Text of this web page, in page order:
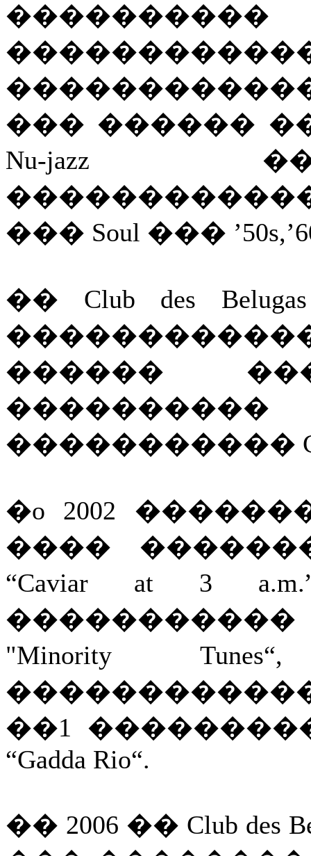
��� ������ ��
Nu-jazz
��� Soul ���
�� Club des
������
�����������
�o 2002
����
“Caviar at 3
"Minority
��1 ���������
“Gadda Rio“.
�� 2006 �� Club